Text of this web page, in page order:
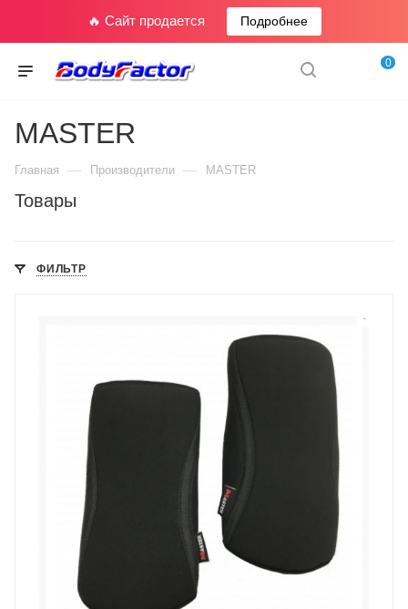
🔥 Сайт продается Подробнее
0
MASTER
Главная — Производители — MASTER
Товары
ФИЛЬТР